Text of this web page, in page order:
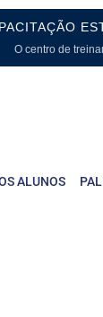
O centro de
ALUNOS